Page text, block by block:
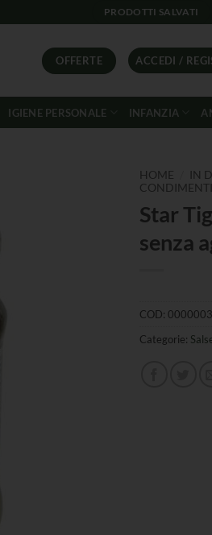
PRODOTTI SALVATI
OFFERTE ACCEDI /
IGIENE PERSONALE INFANZIA
HOME IN
CONDIMENTI
Star
senza
COD:
Categorie: